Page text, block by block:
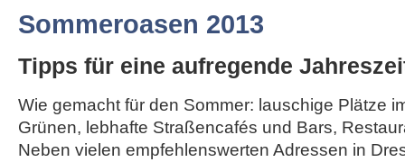
Sommeroasen 2013
Tipps für eine aufregende
Wie gemacht für den Sommer: lauschige Plätze
Grünen, lebhafte Straßencafés und Bars,
Neben vielen empfehlenswerten Adressen in